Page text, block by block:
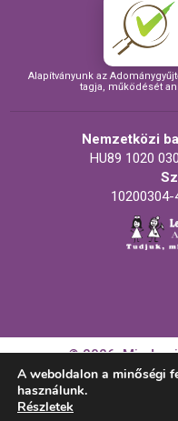
Alapítványunk az
tagja, működését
Nemzetközi
HU89 1020
© 2026. Minden
A weboldalon a minőségi
használunk.
Részletek